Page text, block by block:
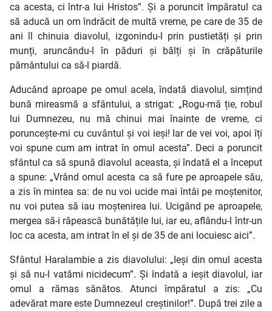
ca acesta, ci într-a lui Hristos”. Și a poruncit împăratul ca
să aducă un om îndrăcit de multă vreme, pe care de 35 de
ani îl chinuia diavolul, izgonindu-l prin pustietăți și prin
munți, aruncându-l în păduri și bălți și în crăpăturile
pământului ca să-l piardă.
Aducând aproape pe omul acela, îndată diavolul, simțind
bună mireasmă a sfântului, a strigat: „Rogu-mă ție, robul
lui Dumnezeu, nu mă chinui mai înainte de vreme, ci
poruncește-mi cu cuvântul și voi ieși! Iar de vei voi, apoi îți
voi spune cum am intrat în omul acesta”. Deci a poruncit
sfântul ca să spună diavolul aceasta, și îndată el a început
a spune: „Vrând omul acesta ca să fure pe aproapele său,
a zis în mintea sa: de nu voi ucide mai întâi pe moștenitor,
nu voi putea să iau moștenirea lui. Ucigând pe aproapele,
mergea să-i răpească bunătățile lui, iar eu, aflându-l într-un
loc ca acesta, am intrat în el și de 35 de ani locuiesc aici”.
Sfântul Haralambie a zis diavolului: „Ieși din omul acesta
și să nu-l vatămi nicidecum”. Și îndată a ieșit diavolul, iar
omul a rămas sănătos. Atunci împăratul a zis: „Cu
adevărat mare este Dumnezeul creștinilor!”. După trei zile a